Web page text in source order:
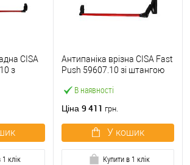
CISA
з
клік
В наявності
Антипаніка врізна CISA Fast
Push 59607.10 зі штангою
Ціна 9 411 грн.
У кошик
Купити в 1 клік